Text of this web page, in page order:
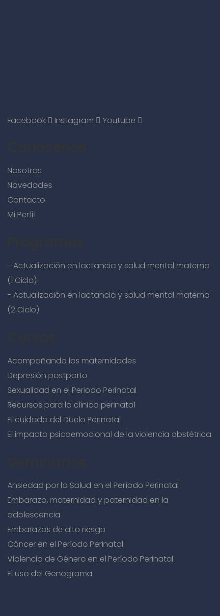
Facebook Instagram Youtube
Nosotras
Novedades
Contacto
Mi Perfil
- Actualización en lactancia y salud mental materna
(1 Ciclo)
- Actualización en lactancia y salud mental materna
(2 Ciclo)
Acompañando las maternidades
Depresión postparto
Sexualidad en el Periodo Perinatal
Recursos para la clínica perinatal
El cuidado del Duelo Perinatal
El impacto psicoemocional de la violencia obstétrica
Ansiedad por la Salud en el Período Perinatal
Embarazo, maternidad y paternidad en la
adolescencia
Embarazos de alto riesgo
Cáncer en el Período Perinatal
Violencia de Género en el Período Perinatal
El uso del Genograma